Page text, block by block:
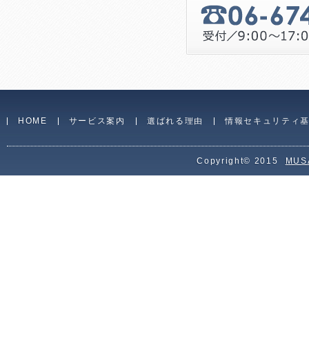
HOME サービス案内 選ばれる理由 情報セキュリティ
Copyright© 2015